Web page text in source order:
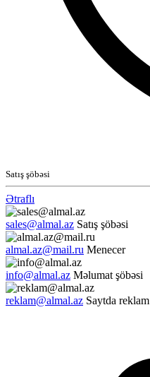
Satış şöbəsi
Ətraflı
sales@almal.az Satış şöbəsi
almal.az@mail.ru Menecer
info@almal.az Məlumat şöbəsi
reklam@almal.az Saytda reklam